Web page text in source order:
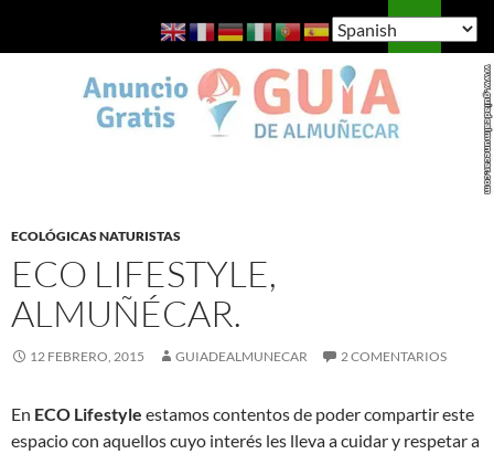
Guía de Almuñécar
MENÚ
ECOLÓGICAS NATURISTAS
ECO LIFESTYLE,
ALMUÑÉCAR.
12 FEBRERO, 2015 GUIADEALMUNECAR 2 COMENTARIOS
En ECO Lifestyle estamos contentos de poder compartir este
espacio con aquellos cuyo interés les lleva a cuidar y respetar a